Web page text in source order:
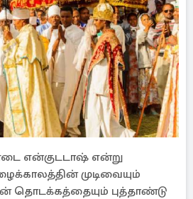
என்குடடாஷ் என்று
முடிவையும்
தொடக்கத்தையும் புத்தாண்டு